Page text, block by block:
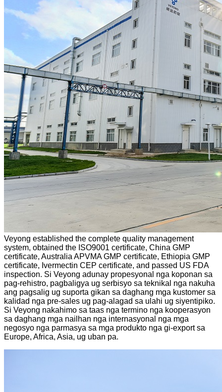
Veyong established the complete quality management
system, obtained the ISO9001 certificate, China GMP
certificate, Australia APVMA GMP certificate, Ethiopia GMP
certificate, Ivermectin CEP certificate, and passed US FDA
inspection. Si Veyong adunay propesyonal nga koponan sa
pag-rehistro, pagbaligya ug serbisyo sa teknikal nga nakuha
ang pagsalig ug suporta gikan sa daghang mga kustomer sa
kalidad nga pre-sales ug pag-alagad sa ulahi ug siyentipiko.
Si Veyong nakahimo sa taas nga termino nga kooperasyon
sa daghang mga nailhan nga internasyonal nga mga
negosyo nga parmasya sa mga produkto nga gi-export sa
Europe, Africa, Asia, ug uban pa.